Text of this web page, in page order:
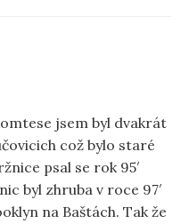
jsem byl dvakrát
což bylo staré
psal se rok 95′
byl zhruba v roce 97′
na Baštách. Tak že